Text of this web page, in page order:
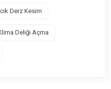
Derz Kesim
Deliği Açma